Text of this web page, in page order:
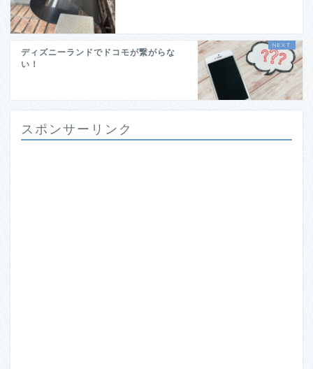
ディズニーランドでドコモが繋がらな
い！
スポンサーリンク